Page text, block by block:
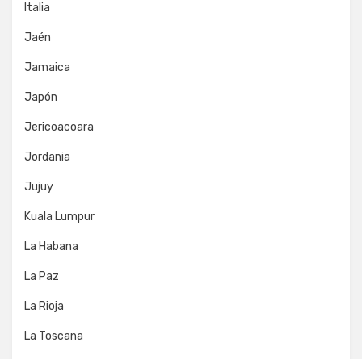
Italia
Jaén
Jamaica
Japón
Jericoacoara
Jordania
Jujuy
Kuala Lumpur
La Habana
La Paz
La Rioja
La Toscana